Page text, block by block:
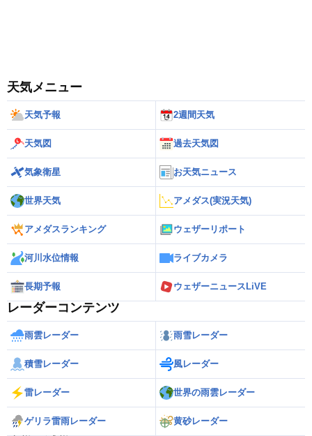
天気メニュー
天気予報 2週間天気
天気図 過去天気図
気象衛星 お天気ニュース
世界天気 アメダス(実況天気)
アメダスランキング ウェザーリポート
河川水位情報 ライブカメラ
長期予報 ウェザーニュースLiVE
レーダーコンテンツ
雨雲レーダー 雨雪レーダー
積雪レーダー 風レーダー
雷レーダー 世界の雨雲レーダー
ゲリラ雷雨レーダー 黄砂レーダー